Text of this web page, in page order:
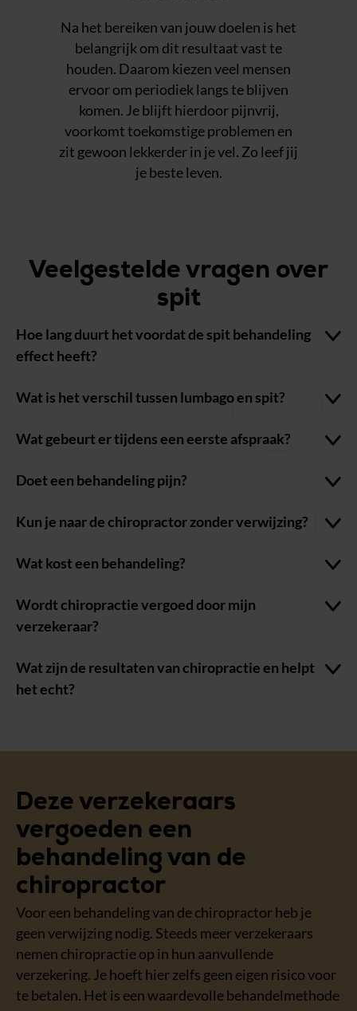
Na het bereiken van jouw doelen is het
belangrijk om dit resultaat vast te
houden. Daarom kiezen veel mensen
ervoor om periodiek langs te blijven
komen. Je blijft hierdoor pijnvrij,
voorkomt toekomstige problemen en
zit gewoon lekkerder in je vel. Zo leef jij
je beste leven.
Veelgestelde vragen over
spit
Hoe lang duurt het voordat de spit behandeling
effect heeft?
Wat is het verschil tussen lumbago en spit?
Wat gebeurt er tijdens een eerste afspraak?
Doet een behandeling pijn?
Kun je naar de chiropractor zonder verwijzing?
Wat kost een behandeling?
Wordt chiropractie vergoed door mijn
verzekeraar?
Wat zijn de resultaten van chiropractie en helpt
het echt?
Deze verzekeraars
vergoeden een
behandeling van de
chiropractor
Voor een behandeling van de chiropractor heb je
geen verwijzing nodig. Steeds meer verzekeraars
nemen chiropractie op in hun aanvullende
verzekering. Je hoeft hier zelfs geen eigen risico voor
te betalen. Het is een waardevolle behandelmethode